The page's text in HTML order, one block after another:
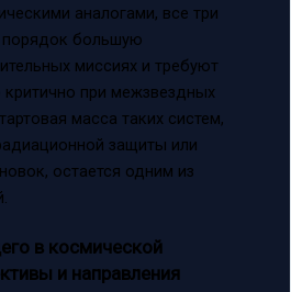
аналогами, все три
порядок большую
миссиях и требуют
при межзвездных
масса таких систем,
защиты или
остается одним из
в космической
и направления